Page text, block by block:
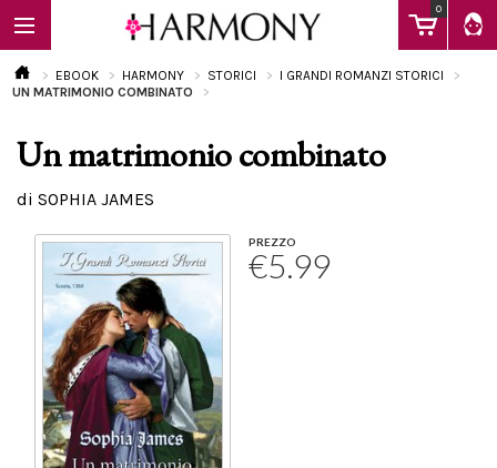
0
EBOOK
Calendario
EBOOK HARMONY STORICI
I GRANDI ROMANZI STORICI
UN MATRIMONIO COMBINATO
Un matrimonio combinato
di SOPHIA JAMES
PREZZO
€5.99